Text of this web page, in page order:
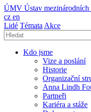
ÚMV Ústav mezinárodních
cz en
Lidé Témata Akce
Kdo jsme
Vize a poslání
Historie
Organizační
Anna Lindh
Partneři
Kariéra a stáže